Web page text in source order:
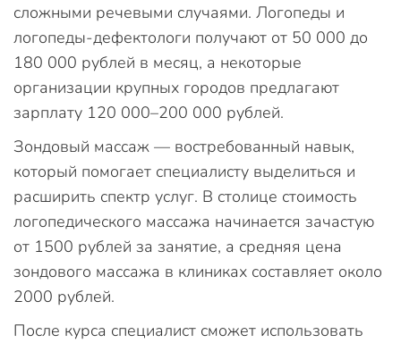
сложными речевыми случаями. Логопеды и
логопеды-дефектологи получают от 50 000 до
180 000 рублей в месяц, а некоторые
организации крупных городов предлагают
зарплату 120 000–200 000 рублей.
Зондовый массаж — востребованный навык,
который помогает специалисту выделиться и
расширить спектр услуг. В столице стоимость
логопедического массажа начинается зачастую
от 1500 рублей за занятие, а средняя цена
зондового массажа в клиниках составляет около
2000 рублей.
После курса специалист сможет использовать